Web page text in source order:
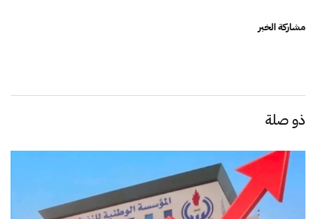
مشاركة الخبر
ذو صلة